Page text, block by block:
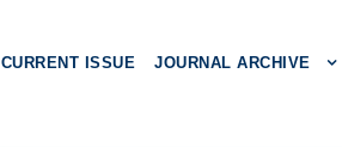
CURRENT ISSUE JOURNAL ARCHIVE